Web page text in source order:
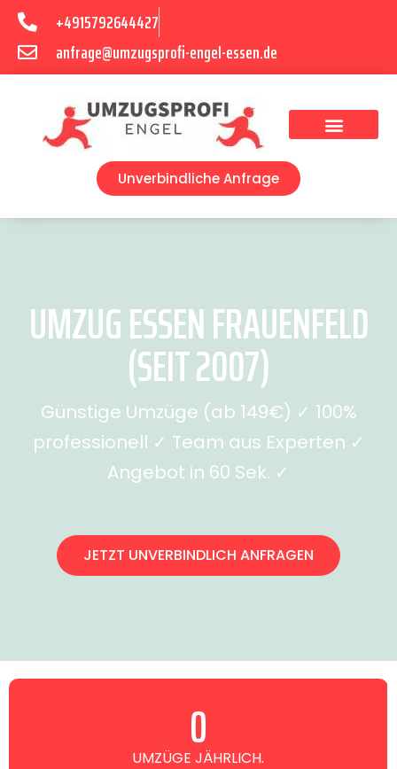
+4915792644427
anfrage@umzugsprofi-engel-essen.de
Unverbindliche Anfrage
UMZUG ESSEN FRAUENFELD
(SEIT 2007)
Günstige Umzüge (ab 149€) ✓ 100%
professionell ✓ Team aus Experten ✓
Angebot in 60 Sek. ✓
JETZT UNVERBINDLICH ANFRAGEN
UMZÜGE JÄHRLICH.
0